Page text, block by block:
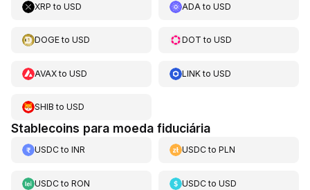
XRP to USD ADA toUSD
DOGEto USD DOT toUSD
AVAXto USD LINKtoUSD
SHIB to USD
Stablecoins para moeda fiduciária
USDCto INR USDCtoPLN
USDCto RON USDCtoUSD